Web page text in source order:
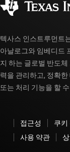
myTI 계정 FAQ
텍사스 인스트루먼트
아날로그와 임베디드
지 하는 글로벌 반도
력을 관리하고, 정확
또는 처리 기능을 할
접근성 쿠키
사용 약관